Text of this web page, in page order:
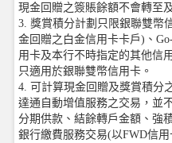
現金回贈之簽賬餘額不會轉至
3. 獎賞積分計劃只限銀聯雙幣
金回贈之白金信用卡卡戶)、
用卡及本行不時指定的其他信
只適用於銀聯雙幣信用卡。
4. 可計算現金回贈及獎賞積分
達通自動增值服務之交易，並
分期供款、結餘轉戶金額、強
銀行繳費服務交易(以FWD信